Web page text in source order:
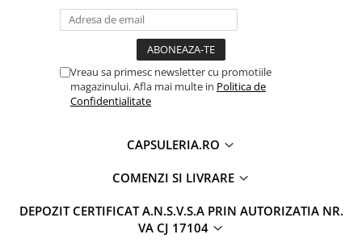
Vreau sa primesc newsletter cu promotiile
magazinului. Afla mai multe in Politica de
Confidentialitate
CAPSULERIA.RO
COMENZI SI LIVRARE
DEPOZIT CERTIFICAT A.N.S.V.S.A PRIN AUTORIZATIA NR.
VA CJ 17104